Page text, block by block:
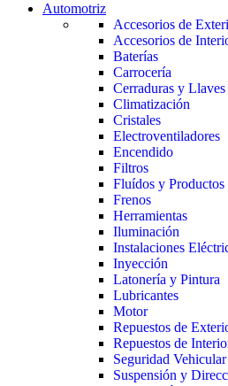
Automotriz
Accesorios de
Accesorios de
Baterías
Carrocería
Cerraduras y Llaves
Climatización
Cristales
Electroventiladores
Encendido
Filtros
Fluídos y
Frenos
Herramientas
Iluminación
Instalaciones
Inyección
Latonería y Pintura
Lubricantes
Motor
Repuestos de
Repuestos de
Seguridad Vehicular
Suspensión y